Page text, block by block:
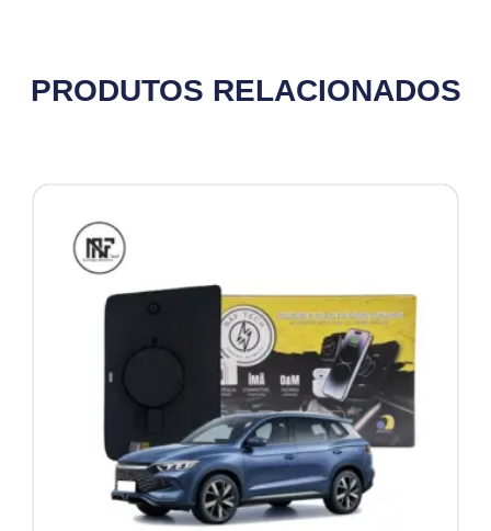
PRODUTOS RELACIONADOS